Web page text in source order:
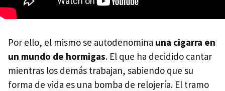
Por ello, el mismo se autodenomina una cigarra en
un mundo de hormigas. El que ha decidido cantar
mientras los demás trabajan, sabiendo que su
forma de vida es una bomba de relojería. El tramo